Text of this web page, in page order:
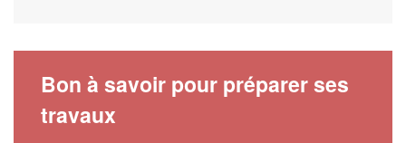
Bon à savoir pour préparer ses
travaux